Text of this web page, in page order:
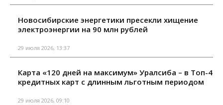
Новосибирские энергетики пресекли хищение
электроэнергии на 90 млн рублей
29 июля 2026, 13:37
Карта «120 дней на максимум» Уралсиба – в Топ-4
кредитных карт с длинным льготным периодом
29 июля 2026, 09:10